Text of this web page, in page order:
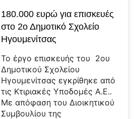
180.000 ευρώ για επισκευές
στο 2ο Δημοτικό Σχολείο
Ηγουμενίτσας
Το έργο επισκευής του 2ου
Δημοτικού Σχολείου
Ηγουμενίτσας εγκρίθηκε από
τις Κτιριακές Υποδομές Α.Ε..
Με απόφαση του Διοικητικού
Συμβουλίου της